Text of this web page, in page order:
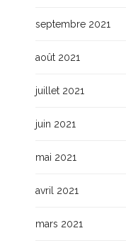
septembre 2021
août 2021
juillet 2021
juin 2021
mai 2021
avril 2021
mars 2021